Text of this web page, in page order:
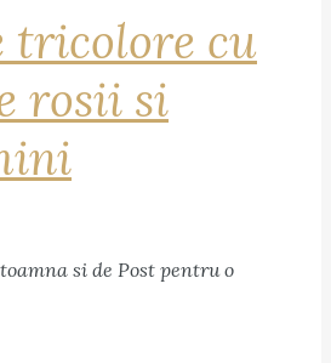
tricolore cu
rosii si